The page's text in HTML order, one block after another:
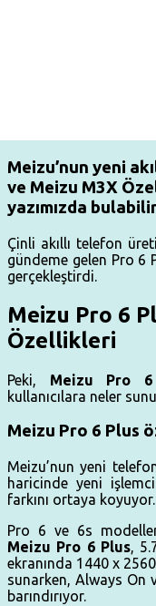
Meizu’nun yeni
ve Meizu M3X
yazımızda
Çinli akıllı telefon
gündeme gelen Pro 6
gerçekleştirdi.
Meizu Pro 6
Özellikleri
Peki, Meizu Pro
kullanıcılara neler
Meizu Pro 6 Plus
Meizu’nun yeni
haricinde yeni
farkını ortaya koyuyor.
Pro 6 ve 6s
Meizu Pro 6 Plus,
ekranında 1440 x
sunarken, Always On
barındırıyor.